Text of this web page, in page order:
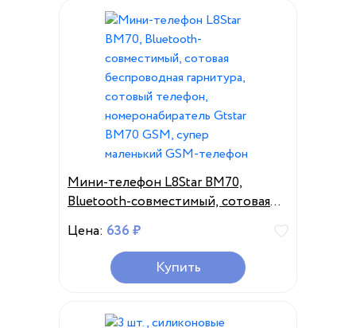
Мини-телефон L8Star BM70,
Bluetooth-совместимый, сотовая
беспроводная гарнитура, сотовый
телефон, номеронабиратель
Gtstar BM70 GSM, супер маленький
GSM-телефон
Цена: 636 ₽
Купить